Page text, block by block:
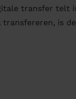
transfer telt
is